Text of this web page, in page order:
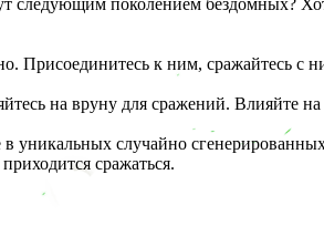
следующим поколением бездомных?
Присоединитесь к ним, сражайтесь с
на вруну для сражений. Влияйте
уникальных случайно
сражаться.